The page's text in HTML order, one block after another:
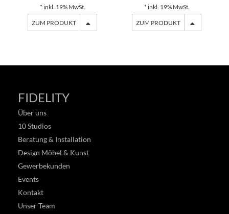
* inkl. 19% MwSt.
ZUM PRODUKT
* inkl. 19% MwSt.
ZUM PRODUKT
FIDELITY
Über uns
10 Studios
Beratung & Installation
Design Möbel & Kunst
Gewerbekunden
Events
Kontakt
Unser Team